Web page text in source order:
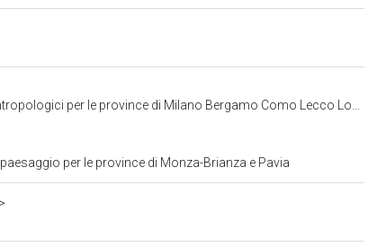
di Milano Bergamo Como Lecco Lodi Monza Pavia Sondrio Varese
per le province di Monza-Brianza e Pavia